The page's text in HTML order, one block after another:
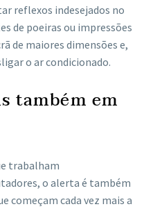
reflexos indesejados no
de poeiras ou impressões
de maiores dimensões e,
o ar condicionado.
também em
trabalham
o alerta é também
começam cada vez mais a